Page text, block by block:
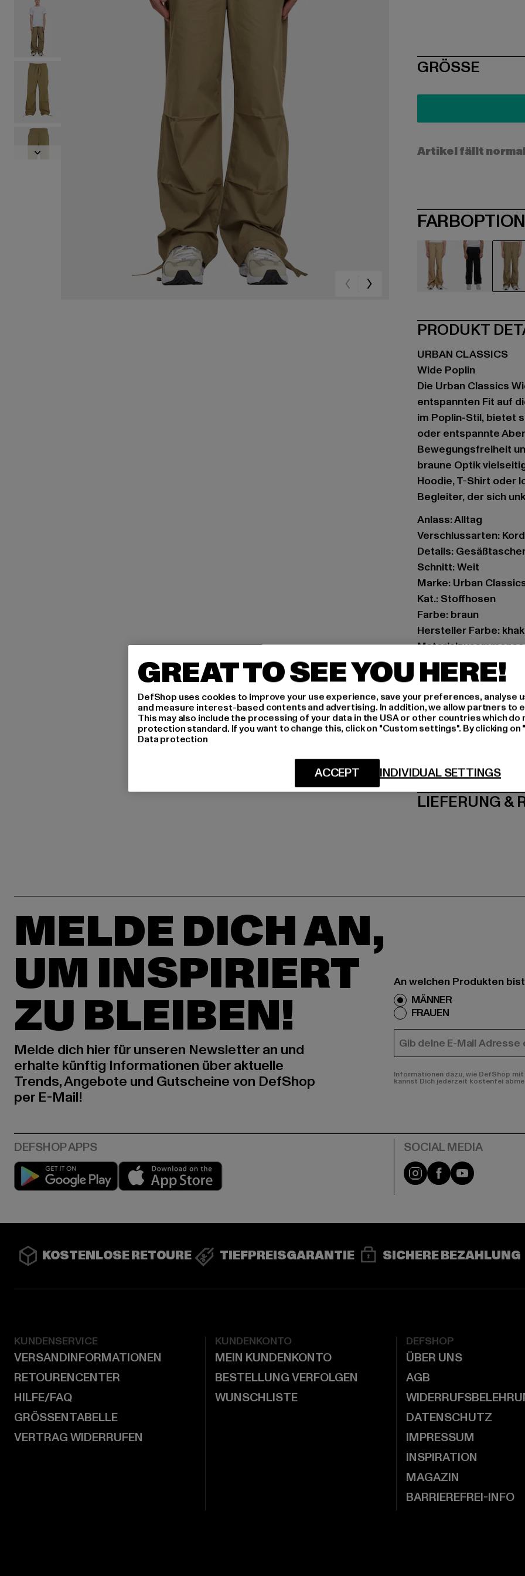
SIZE
GRÖSSE
Artikel fällt
PRODUKT
URBAN CLASSICS
Wide Poplin
Die Urban Classics
entspannten Fit auf
im Poplin-Stil, bietet
oder entspannte
Bewegungsfreiheit
braune Optik
Hoodie, T-Shirt oder
Begleiter, der sich
Anlass: Alltag
Verschlussarten:
Details:
Schnitt: Weit
Marke: Urban
Kat.: Stoffhosen
Farbe: braun
Hersteller Farbe:
Art.Nr: TB6653-00472
Hersteller: TB
Dr.-Robert-Murjahn-
LIEFERUNG &
MELDE DICH AN,
UM INSPIRIERT
ZU BLEIBEN!
Melde dich hier für unseren Newsletter an und
erhalte künftig Informationen über aktuelle
Trends, Angebote und Gutscheine von DefShop
per E-Mail!
An welchen Produkten
MÄNNER
FRAUEN
E-MAIL
Informationen dazu, wie DefShop
kannst Dich jederzeit kostenfei
Play market Instagram
FacebookYouTube
KOSTENLOSE RETOURE TIEFPREISGARANTIE SICHERE BEZAHLUNG
KUNDENSERVICE
VERSANDINFORMATIONEN
RETOURENCENTER
HILFE/FAQ
GRÖSSENTABELLE
VERTRAG WIDERRUFEN
KUNDENKONTO
MEIN KUNDENKONTO
BESTELLUNG VERFOLGEN
WUNSCHLISTE
DEFSHOP
ÜBER UNS
AGB
DATENSCHUTZ
IMPRESSUM
INSPIRATION
MAGAZIN
BARRIEREFREI-INFO
GREAT TO SEE YOU HERE!
DefShop uses cookies to improve your use experience, save your preferences, analyse
and measure interest-based contents and advertising. In addition, we allow partners to
This may also include the processing of your data in the USA or other countries which do
protection standard. If you want to change this, click on "Custom settings". By clicking
Data protection
INDIVIDUAL SETTINGS
ACCEPT